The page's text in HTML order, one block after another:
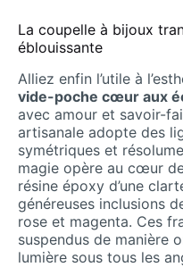
La coupelle à bijoux
éblouissante
Alliez enfin l’utile à
vide-poche cœur aux
avec amour et savoir-
artisanale adopte des
symétriques et
magie opère au cœur
résine époxy d’une
généreuses inclusions
rose et magenta. Ces
suspendus de manière
lumière sous tous les